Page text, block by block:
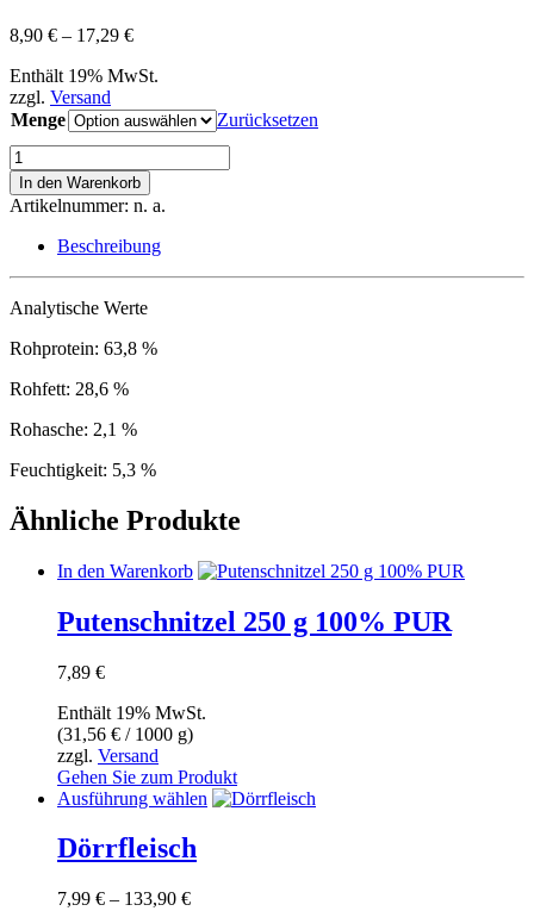
8,90 € – 17,29 €Preisspanne:
bis
Enthält 19% MwSt.
zzgl. Versand
Menge
Zurücksetzen
Rinderschlund
rund
glatt
Menge
In den Warenkorb
Artikelnummer: n. a.
Beschreibung
Analytische Werte
Rohprotein: 63,8 %
Rohfett: 28,6 %
Rohasche: 2,1 %
Feuchtigkeit: 5,3 %
Ähnliche Produkte
In den Warenkorb
Putenschnitzel 250 g 100% PUR
7,89 €
Enthält 19% MwSt.
(31,56 € / 1000 g)
zzgl. Versand
Gehen Sie zum Produkt
Ausführung wählen Dieses
Dörrfleisch
7,99 € – 133,90 €Preisspanne: